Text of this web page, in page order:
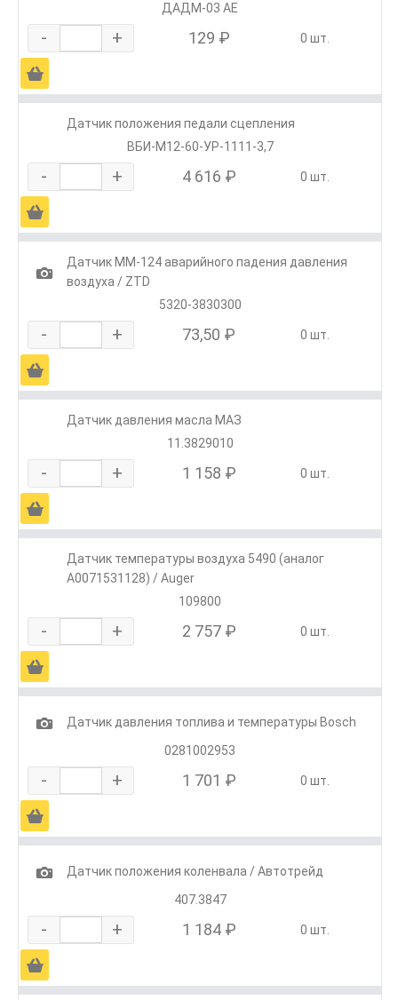
ДАДМ-03 АЕ
- + 129 ₽ 0 шт.
Ä
Датчик положения педали сцепления
ВБИ-М12-60-УР-1111-3,7
- + 4 616 ₽ 0 шт.
Ä
1
Датчик ММ-124 аварийного падения давления
воздуха / ZTD
5320-3830300
- + 73,50 ₽ 0 шт.
Ä
Датчик давления масла МАЗ
11.3829010
- + 1 158 ₽ 0 шт.
Ä
Датчик температуры воздуха 5490 (аналог
A0071531128) / Auger
109800
- + 2 757 ₽ 0 шт.
Ä
1
Датчик давления топлива и температуры Bosch
0281002953
- + 1 701 ₽ 0 шт.
Ä
1
Датчик положения коленвала / Автотрейд
407.3847
- + 1 184 ₽ 0 шт.
Ä